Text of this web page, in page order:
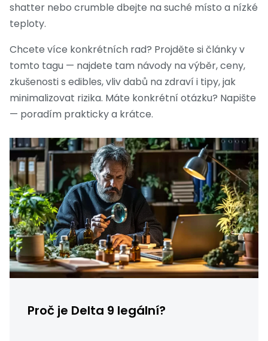
shatter nebo crumble dbejte na suché místo a nízké
teploty.
Chcete více konkrétních rad? Projděte si články v
tomto tagu — najdete tam návody na výběr, ceny,
zkušenosti s edibles, vliv dabů na zdraví i tipy, jak
minimalizovat rizika. Máte konkrétní otázku? Napište
— poradím prakticky a krátce.
Proč je Delta 9 legální?